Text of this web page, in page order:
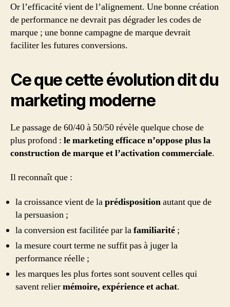
Or l’efficacité vient de l’alignement. Une bonne création
de performance ne devrait pas dégrader les codes de
marque ; une bonne campagne de marque devrait
faciliter les futures conversions.
Ce que cette évolution dit du
marketing moderne
Le passage de 60/40 à 50/50 révèle quelque chose de
plus profond : le marketing efficace n’oppose plus la
construction de marque et l’activation commerciale.
Il reconnaît que :
la croissance vient de laprédispositionautant que de
la persuasion ;
la conversion est facilitée par lafamiliarité ;
la mesure court terme ne suffit pas à juger la
performance réelle ;
les marques les plus fortes sont souvent celles qui
savent reliermémoire, expérience et achat.